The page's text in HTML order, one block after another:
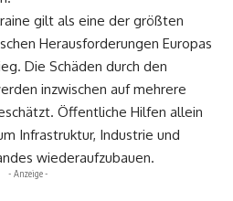
gilt als eine der größten
Herausforderungen Europas
Die Schäden durch den
inzwischen auf mehrere
Öffentliche Hilfen allein
Infrastruktur, Industrie und
wiederaufzubauen.
- Anzeige -